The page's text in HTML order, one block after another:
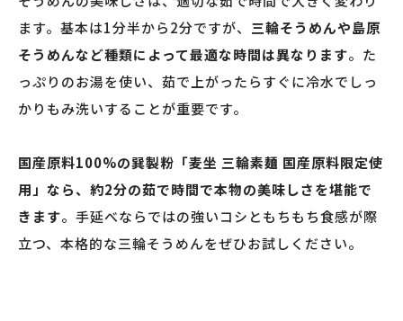
ます。基本は1分半から2分ですが、 三輪そうめんや島原
そうめんなど種類によって最適な時間は異なります。た
っぷりのお湯を使い、茹で上がったらすぐに冷水でしっ
かりもみ洗いすることが重要です。
国産原料100%の巽製粉「麦坐 三輪素麺 国産原料限定使
用」なら、約2分の茹で時間で本物の美味しさを堪能で
きます。手延べならではの強いコシともちもち食感が際
立つ、本格的な三輪そうめんをぜひお試しください。